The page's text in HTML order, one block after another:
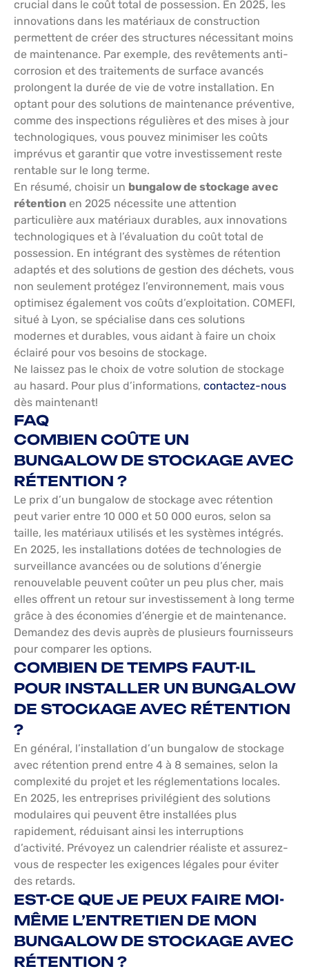
crucial dans le coût total de possession. En 2025, les
innovations dans les matériaux de construction
permettent de créer des structures nécessitant moins
de maintenance. Par exemple, des revêtements anti-
corrosion et des traitements de surface avancés
prolongent la durée de vie de votre installation. En
optant pour des solutions de maintenance préventive,
comme des inspections régulières et des mises à jour
technologiques, vous pouvez minimiser les coûts
imprévus et garantir que votre investissement reste
rentable sur le long terme.
En résumé, choisir un bungalow de stockage avec
rétention en 2025 nécessite une attention
particulière aux matériaux durables, aux innovations
technologiques et à l’évaluation du coût total de
possession. En intégrant des systèmes de rétention
adaptés et des solutions de gestion des déchets, vous
non seulement protégez l’environnement, mais vous
optimisez également vos coûts d’exploitation. COMEFI,
situé à Lyon, se spécialise dans ces solutions
modernes et durables, vous aidant à faire un choix
éclairé pour vos besoins de stockage.
Ne laissez pas le choix de votre solution de stockage
au hasard. Pour plus d’informations, contactez-nous
dès maintenant!
FAQ
COMBIEN COÛTE UN
BUNGALOW DE STOCKAGE AVEC
RÉTENTION ?
Le prix d’un bungalow de stockage avec rétention
peut varier entre 10 000 et 50 000 euros, selon sa
taille, les matériaux utilisés et les systèmes intégrés.
En 2025, les installations dotées de technologies de
surveillance avancées ou de solutions d’énergie
renouvelable peuvent coûter un peu plus cher, mais
elles offrent un retour sur investissement à long terme
grâce à des économies d’énergie et de maintenance.
Demandez des devis auprès de plusieurs fournisseurs
pour comparer les options.
COMBIEN DE TEMPS FAUT-IL
POUR INSTALLER UN BUNGALOW
DE STOCKAGE AVEC RÉTENTION
?
En général, l’installation d’un bungalow de stockage
avec rétention prend entre 4 à 8 semaines, selon la
complexité du projet et les réglementations locales.
En 2025, les entreprises privilégient des solutions
modulaires qui peuvent être installées plus
rapidement, réduisant ainsi les interruptions
d’activité. Prévoyez un calendrier réaliste et assurez-
vous de respecter les exigences légales pour éviter
des retards.
EST-CE QUE JE PEUX FAIRE MOI-
MÊME L’ENTRETIEN DE MON
BUNGALOW DE STOCKAGE AVEC
RÉTENTION ?